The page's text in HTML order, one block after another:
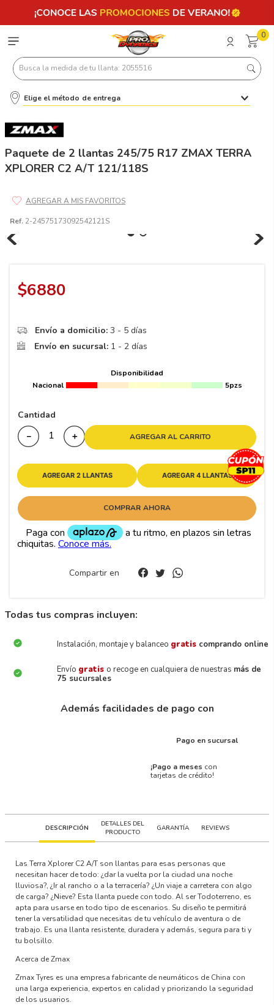
0
Busca la medida de tu llanta: 2055516
Elige el método de entrega
Paquete de 2 llantas 245/75 R17 ZMAX TERRA
XPLORER C2 A/T 121/118S
Ref. 2-24575173092542121S
$6880
Envío a domicilio: 3 - 5 días
Envío en sucursal: 1 - 2 días
Disponibilidad
Nacional
5pzs
Cantidad
＋
－ AGREGAR AL CARRITO
AGREGAR 2 LLANTAS AGREGAR 4 LLANTAS
COMPRAR AHORA
Compartir en
Todas tus compras incluyen:
Instalación, montaje y balanceo gratis comprando online
Envío gratis o recoge en cualquiera de nuestras más de
75 sucursales
Además facilidades de pago con
Pago en sucursal
¡Pago a meses con
tarjetas de crédito!
DESCRIPCIÓN
DETALLES DEL
PRODUCTO
GARANTÍA REVIEWS
Las Terra Xplorer C2 A/T son llantas para esas personas que
necesitan hacer de todo: ¿dar la vuelta por la ciudad una noche
lluviosa?, ¿Ir al rancho o a la terracería? ¿Un viaje a carretera con algo
de carga? ¿Nieve? Esta llanta puede con todo. Al ser Todoterreno, es
apta para usarse en todo tipo de escenarios. Su diseño te permitirá
tener la versatilidad que necesitas de tu vehículo de aventura o de
trabajo. Es una llanta resistente, duradera y además, segura para ti y
tu bolsillo.
Acerca de Zmax
Zmax Tyres es una empresa fabricante de neumáticos de China con
una larga experiencia, expertos en calidad y priorizando la seguridad
de los usuarios.
Términos más buscados
2
3.225
6 185